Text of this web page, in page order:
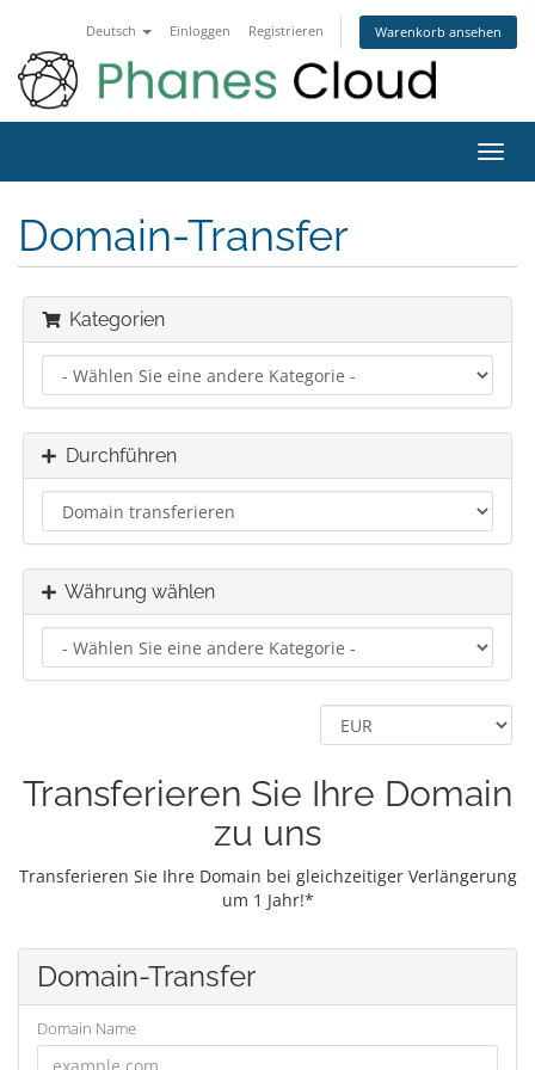
Deutsch Einloggen Registrieren Warenkorb ansehen
ein-/
Domain-Transfer
Kategorien
Durchführen
Währung wählen
Transferieren Sie Ihre Domain
zu uns
Transferieren Sie Ihre Domain bei gleichzeitiger Verlängerung
um 1 Jahr!*
Domain-Transfer
Domain Name